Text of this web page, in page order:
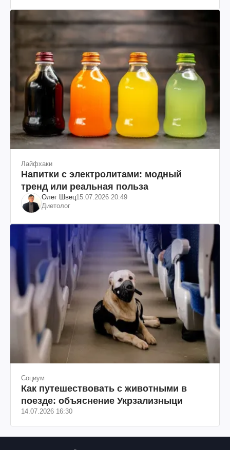
Лайфхаки
Напитки с электролитами: модный
тренд или реальная польза
Олег Швец15.07.2026 20:49
Диетолог
Социум
Как путешествовать с животными в
поезде: объяснение Укрзализныци
14.07.2026 16:30